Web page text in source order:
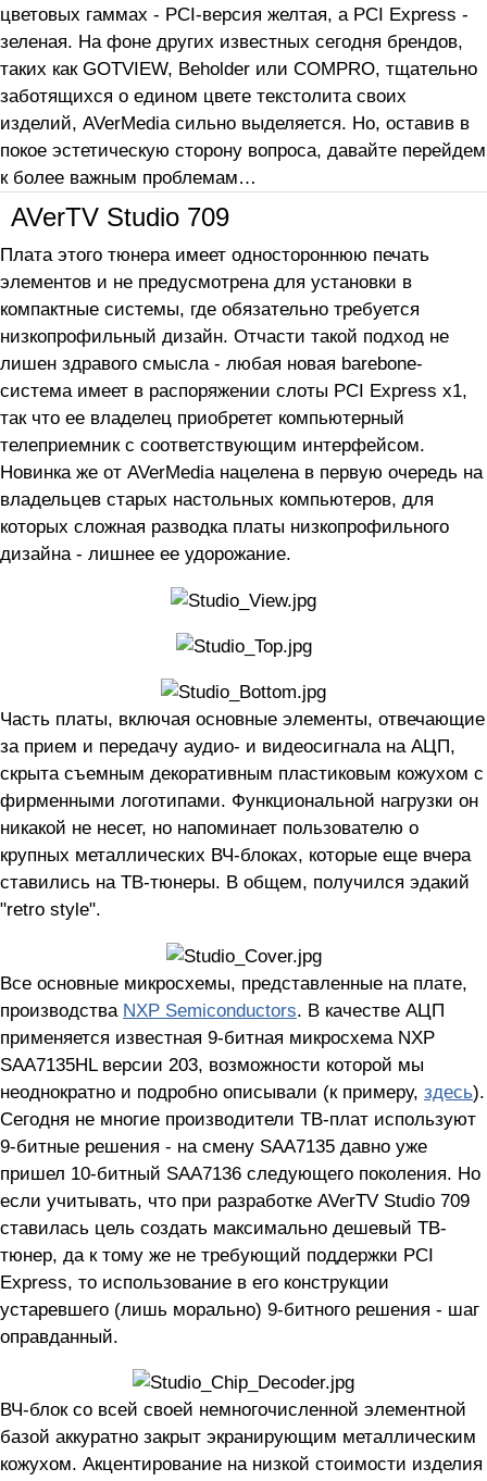
цветовых гаммах - PCI-версия желтая, а PCI Express -
зеленая. На фоне других известных сегодня брендов,
таких как GOTVIEW, Beholder или COMPRO, тщательно
заботящихся о едином цвете текстолита своих
изделий, AVerMedia сильно выделяется. Но, оставив в
покое эстетическую сторону вопроса, давайте перейдем
к более важным проблемам…
AVerTV Studio 709
Плата этого тюнера имеет одностороннюю печать
элементов и не предусмотрена для установки в
компактные системы, где обязательно требуется
низкопрофильный дизайн. Отчасти такой подход не
лишен здравого смысла - любая новая barebone-
система имеет в распоряжении слоты PCI Express x1,
так что ее владелец приобретет компьютерный
телеприемник с соответствующим интерфейсом.
Новинка же от AVerMedia нацелена в первую очередь на
владельцев старых настольных компьютеров, для
которых сложная разводка платы низкопрофильного
дизайна - лишнее ее удорожание.
Часть платы, включая основные элементы, отвечающие
за прием и передачу аудио- и видеосигнала на АЦП,
скрыта съемным декоративным пластиковым кожухом с
фирменными логотипами. Функциональной нагрузки он
никакой не несет, но напоминает пользователю о
крупных металлических ВЧ-блоках, которые еще вчера
ставились на ТВ-тюнеры. В общем, получился эдакий
"retro style".
Все основные микросхемы, представленные на плате,
производства NXP Semiconductors. В качестве АЦП
применяется известная 9-битная микросхема NXP
SAA7135HL версии 203, возможности которой мы
неоднократно и подробно описывали (к примеру, здесь).
Сегодня не многие производители ТВ-плат используют
9-битные решения - на смену SAA7135 давно уже
пришел 10-битный SAA7136 следующего поколения. Но
если учитывать, что при разработке AVerTV Studio 709
ставилась цель создать максимально дешевый ТВ-
тюнер, да к тому же не требующий поддержки PCI
Express, то использование в его конструкции
устаревшего (лишь морально) 9-битного решения - шаг
оправданный.
ВЧ-блок со всей своей немногочисленной элементной
базой аккуратно закрыт экранирующим металлическим
кожухом. Акцентирование на низкой стоимости изделия